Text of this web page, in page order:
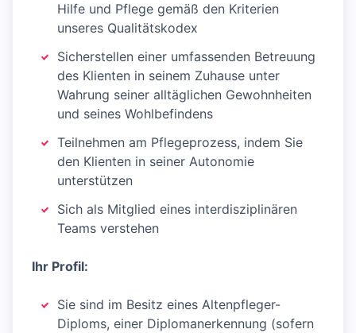
Hilfe und Pflege gemäß den Kriterien
unseres Qualitätskodex
Sicherstellen einer umfassenden Betreuung
des Klienten in seinem Zuhause unter
Wahrung seiner alltäglichen Gewohnheiten
und seines Wohlbefindens
Teilnehmen am Pflegeprozess, indem Sie
den Klienten in seiner Autonomie
unterstützen
Sich als Mitglied eines interdisziplinären
Teams verstehen
Ihr Profil:
Sie sind im Besitz eines Altenpfleger-
Diploms, einer Diplomanerkennung (sofern